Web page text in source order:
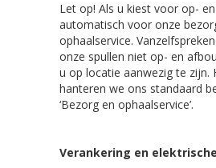
Let op! Als u kiest voor op-
automatisch voor onze
ophaalservice.
onze spullen niet op- en
u op locatie aanwezig te zijn.
hanteren we ons standaard
‘Bezorg en ophaalservice’.
Verankering en